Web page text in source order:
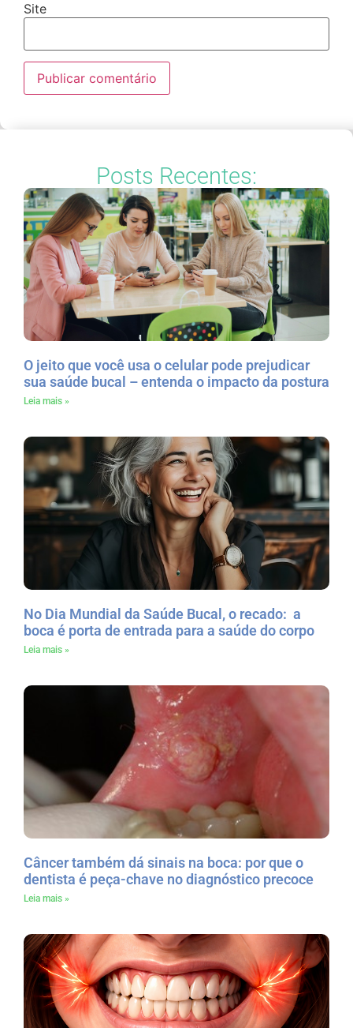
Site
Posts Recentes:
O jeito que você usa o celular pode prejudicar
sua saúde bucal – entenda o impacto da postura
Leia mais »
No Dia Mundial da Saúde Bucal, o recado: a
boca é porta de entrada para a saúde do corpo
Leia mais »
Câncer também dá sinais na boca: por que o
dentista é peça-chave no diagnóstico precoce
Leia mais »